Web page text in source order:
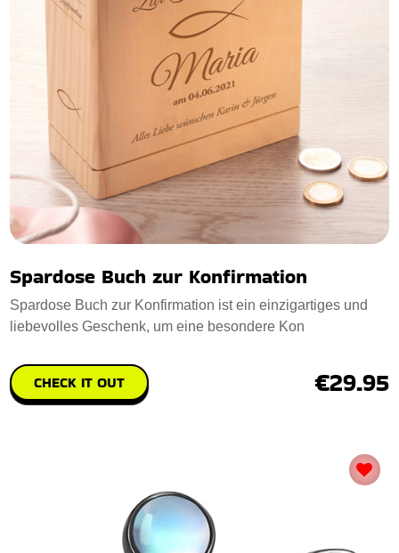
Spardose Buch zur Konfirmation
Spardose Buch zur Konfirmation ist ein einzigartiges und
liebevolles Geschenk, um eine besondere Kon
CHECK IT OUT €29.95